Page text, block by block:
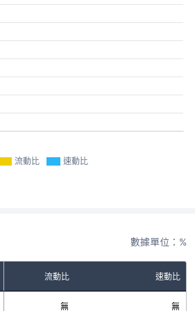
流動比 速動比
數據單位：%
流動比 速動比
無 無